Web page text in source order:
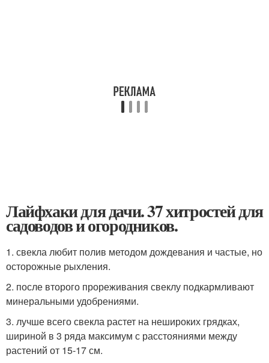
Лайфхаки для дачи. 37 хитростей для
садоводов и огородников.
1. свекла любит полив методом дождевания и частые, но
осторожные рыхления.
2. после второго прореживания свеклу подкармливают
минеральными удобрениями.
3. лучше всего свекла растет на нешироких грядках,
шириной в 3 ряда максимум с расстояниями между
растений от 15-17 см.